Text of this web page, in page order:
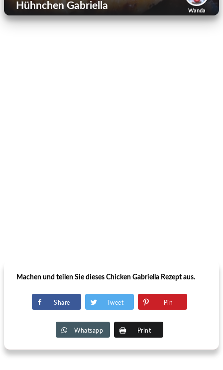
Wanda
Hühnchen Gabriella
Machen und teilen Sie dieses Chicken Gabriella Rezept aus.
Share Tweet Pin
Whatsapp Print